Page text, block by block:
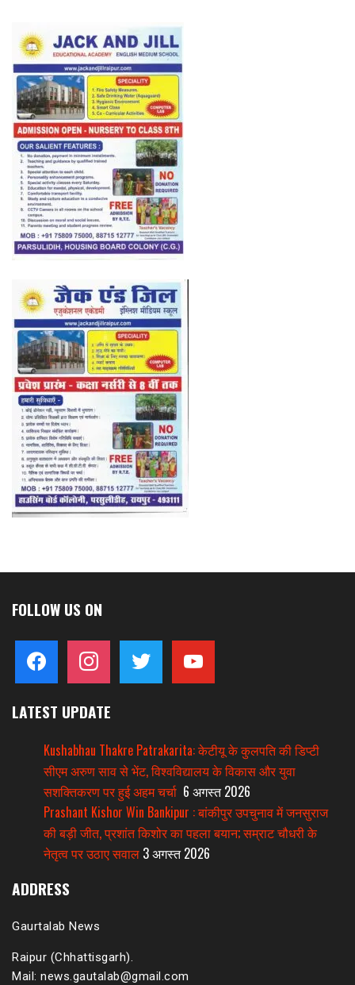
FOLLOW US ON
facebook instagram twitter youtube
LATEST UPDATE
Kushabhau Thakre Patrakarita: केटीयू के कुलपति की डिप्टी
सीएम अरुण साव से भेंट, विश्वविद्यालय के विकास और युवा
सशक्तिकरण पर हुई अहम चर्चा 6 अगस्त 2026
Prashant Kishor Win Bankipur : बांकीपुर उपचुनाव में जनसुराज
की बड़ी जीत, प्रशांत किशोर का पहला बयान; सम्राट चौधरी के
नेतृत्व पर उठाए सवाल 3 अगस्त 2026
ADDRESS
Gaurtalab News
Raipur (Chhattisgarh).
Mail: news.gautalab@gmail.com